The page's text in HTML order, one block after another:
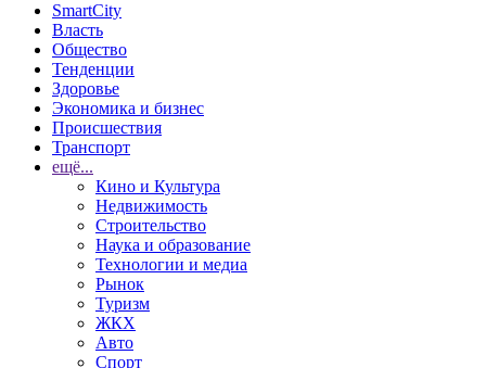
SmartCity
Власть
Общество
Тенденции
Здоровье
Экономика и бизнес
Происшествия
Транспорт
ещё...
Кино и Культура
Недвижимость
Строительство
Наука и образование
Технологии и медиа
Рынок
Туризм
ЖКХ
Авто
Спорт